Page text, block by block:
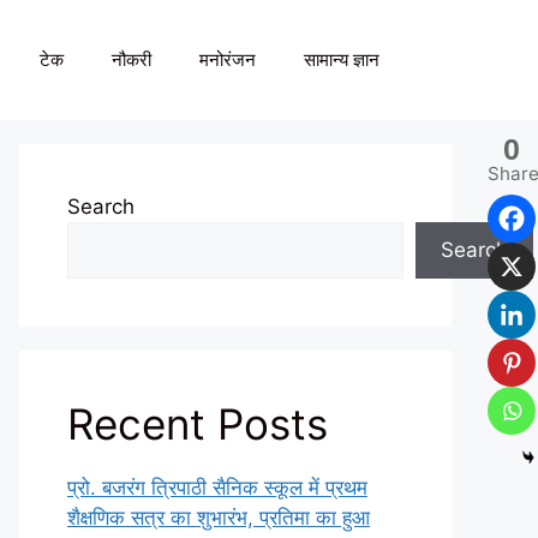
टेक नौकरी मनोरंजन सामान्य ज्ञान
0
Search
Search
Recent Posts
प्रो. बजरंग त्रिपाठी सैनिक स्कूल में प्रथम
शैक्षणिक सत्र का शुभारंभ, प्रतिमा का हुआ